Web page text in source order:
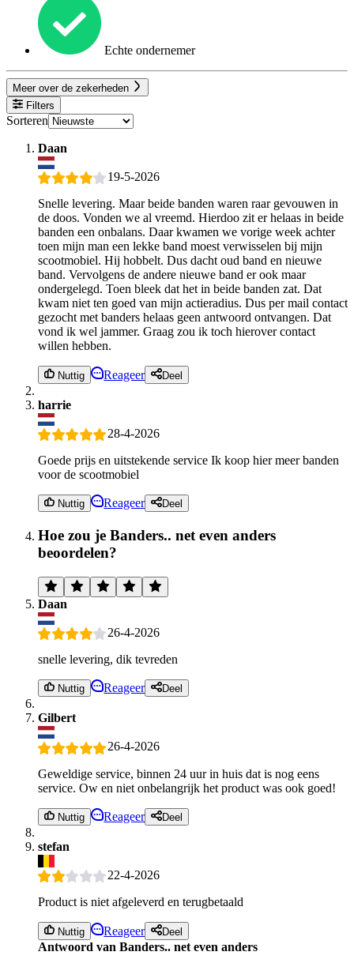
Echte ondernemer
Meer over de zekerheden
Filters
Sorteren
Daan
19-5-2026
Snelle levering. Maar beide banden waren raar gevouwen in
de doos. Vonden we al vreemd. Hierdoo zit er helaas in beide
banden een onbalans. Daar kwamen we vorige week achter
toen mijn man een lekke band moest verwisselen bij mijn
scootmobiel. Hij hobbelt. Dus dacht oud band en nieuwe
band. Vervolgens de andere nieuwe band er ook maar
ondergelegd. Toen bleek dat het in beide banden zat. Dat
kwam niet ten goed van mijn actieradius. Dus per mail contact
gezocht met banders helaas geen antwoord ontvangen. Dat
vond ik wel jammer. Graag zou ik toch hierover contact
willen hebben.
Nuttig Reageer Deel
harrie
28-4-2026
Goede prijs en uitstekende service Ik koop hier meer banden
voor de scootmobiel
Nuttig Reageer Deel
Hoe zou je Banders.. net even anders
beoordelen?
Daan
26-4-2026
snelle levering, dik tevreden
Nuttig Reageer Deel
Gilbert
26-4-2026
Geweldige service, binnen 24 uur in huis dat is nog eens
service. Ow en niet onbelangrijk het product was ook goed!
Nuttig Reageer Deel
stefan
22-4-2026
Product is niet afgeleverd en terugbetaald
Nuttig Reageer Deel
Antwoord van Banders.. net even anders